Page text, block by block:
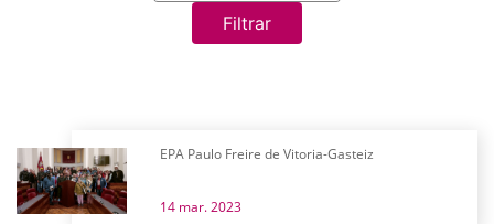
Filtrar
EPA Paulo Freire de Vitoria-Gasteiz
14 mar. 2023